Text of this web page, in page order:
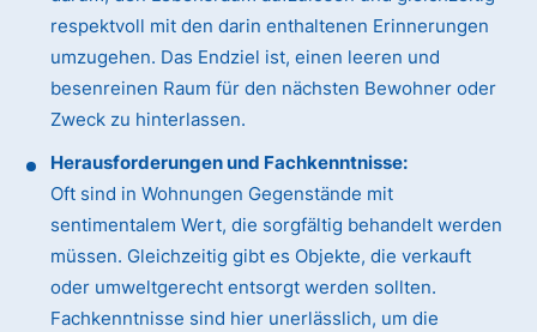
respektvoll mit den darin enthaltenen Erinnerungen
umzugehen. Das Endziel ist, einen leeren und
besenreinen Raum für den nächsten Bewohner oder
Zweck zu hinterlassen.
Herausforderungen und Fachkenntnisse:
Oft sind in Wohnungen Gegenstände mit
sentimentalem Wert, die sorgfältig behandelt werden
müssen. Gleichzeitig gibt es Objekte, die verkauft
oder umweltgerecht entsorgt werden sollten.
Fachkenntnisse sind hier unerlässlich, um die